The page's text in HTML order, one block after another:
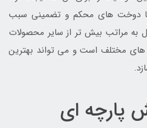
با دوخت های محکم و تضمینی سبب
مراتب بیش تر از سایر محصولات
های مختلف است و می تواند بهترین
پارچه ای